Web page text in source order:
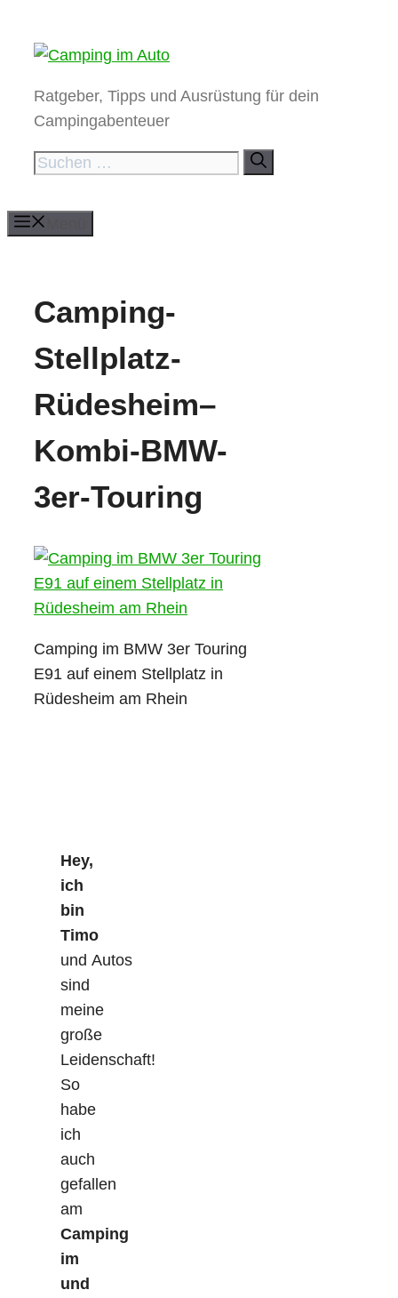
Inhalt
Ratgeber, Tipps und Ausrüstung für dein
Campingabenteuer
Suchen
Camping-
Stellplatz-
Rüdesheim–
Kombi-BMW-
3er-Touring
Camping im BMW 3er Touring
E91 auf einem Stellplatz in
Rüdesheim am Rhein
Hey,
ich
bin
Timo
und Autos
sind
meine
große
Leidenschaft!
So
habe
ich
auch
gefallen
am
Camping
im
und